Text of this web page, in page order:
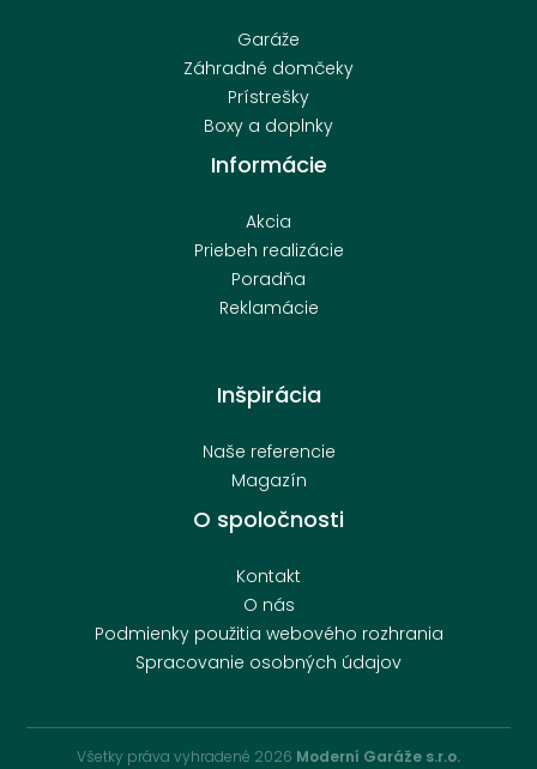
Garáže
Záhradné domčeky
Prístrešky
Boxy a doplnky
Informácie
Akcia
Priebeh realizácie
Poradňa
Reklamácie
Inšpirácia
Naše referencie
Magazín
O spoločnosti
Kontakt
O nás
Podmienky použitia webového rozhrania
Spracovanie osobných údajov
Všetky práva vyhradené 2026 Moderní Garáže s.r.o.